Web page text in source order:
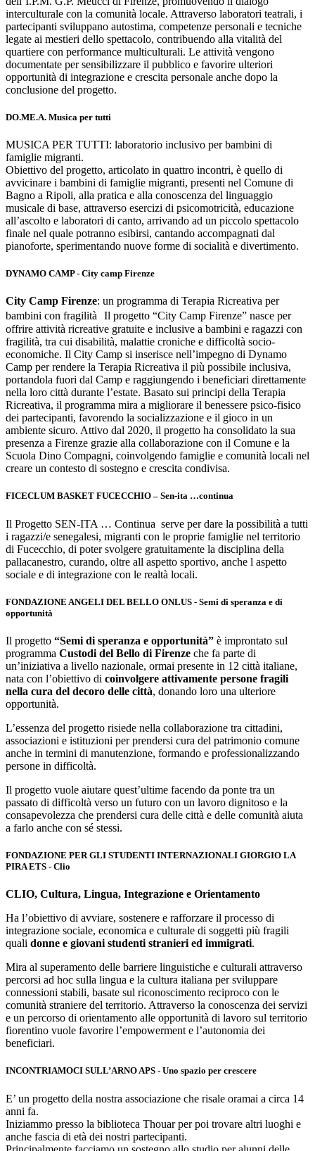
interculturale con la comunità locale. Attraverso laboratori teatrali, i
partecipanti sviluppano autostima, competenze personali e tecniche
legate ai mestieri dello spettacolo, contribuendo alla vitalità del
quartiere con performance multiculturali. Le attività vengono
documentate per sensibilizzare il pubblico e favorire ulteriori
opportunità di integrazione e crescita personale anche dopo la
conclusione del progetto.
DO.ME.A. Musica per tutti
MUSICA PER TUTTI: laboratorio inclusivo per bambini di
famiglie migranti.
Obiettivo del progetto, articolato in quattro incontri, è quello di
avvicinare i bambini di famiglie migranti, presenti nel Comune di
Bagno a Ripoli, alla pratica e alla conoscenza del linguaggio
musicale di base, attraverso esercizi di psicomotricità, educazione
all’ascolto e laboratori di canto, arrivando ad un piccolo spettacolo
finale nel quale potranno esibirsi, cantando accompagnati dal
pianoforte, sperimentando nuove forme di socialità e divertimento.
DYNAMO CAMP - City camp Firenze
City Camp Firenze: un programma di Terapia Ricreativa per
bambini con fragilità Il progetto “City Camp Firenze” nasce per
offrire attività ricreative gratuite e inclusive a bambini e ragazzi con
fragilità, tra cui disabilità, malattie croniche e difficoltà socio-
economiche. Il City Camp si inserisce nell’impegno di Dynamo
Camp per rendere la Terapia Ricreativa il più possibile inclusiva,
portandola fuori dal Camp e raggiungendo i beneficiari direttamente
nella loro città durante l’estate. Basato sui principi della Terapia
Ricreativa, il programma mira a migliorare il benessere psico-fisico
dei partecipanti, favorendo la socializzazione e il gioco in un
ambiente sicuro. Attivo dal 2020, il progetto ha consolidato la sua
presenza a Firenze grazie alla collaborazione con il Comune e la
Scuola Dino Compagni, coinvolgendo famiglie e comunità locali nel
creare un contesto di sostegno e crescita condivisa.
FICECLUM BASKET FUCECCHIO – Sen-ita …continua
Il Progetto SEN-ITA … Continua serve per dare la possibilità a tutti
i ragazzi/e senegalesi, migranti con le proprie famiglie nel territorio
di Fucecchio, di poter svolgere gratuitamente la disciplina della
pallacanestro, curando, oltre all aspetto sportivo, anche l aspetto
sociale e di integrazione con le realtà locali.
FONDAZIONE ANGELI DEL BELLO ONLUS - Semi di speranza e di
opportunità
Il progetto “Semi di speranza e opportunità” è improntato sul
programma Custodi del Bello di Firenze che fa parte di
un’iniziativa a livello nazionale, ormai presente in 12 città italiane,
nata con l’obiettivo di coinvolgere attivamente persone fragili
nella cura del decoro delle città, donando loro una ulteriore
opportunità.
L’essenza del progetto risiede nella collaborazione tra cittadini,
associazioni e istituzioni per prendersi cura del patrimonio comune
anche in termini di manutenzione, formando e professionalizzando
persone in difficoltà.
Il progetto vuole aiutare quest’ultime facendo da ponte tra un
passato di difficoltà verso un futuro con un lavoro dignitoso e la
consapevolezza che prendersi cura delle città e delle comunità aiuta
a farlo anche con sé stessi.
FONDAZIONE PER GLI STUDENTI INTERNAZIONALI GIORGIO LA
PIRA ETS - Clio
CLIO, Cultura, Lingua, Integrazione e Orientamento
Ha l’obiettivo di avviare, sostenere e rafforzare il processo di
integrazione sociale, economica e culturale di soggetti più fragili
quali donne e giovani studenti stranieri ed immigrati.
Mira al superamento delle barriere linguistiche e culturali attraverso
percorsi ad hoc sulla lingua e la cultura italiana per sviluppare
connessioni stabili, basate sul riconoscimento reciproco con le
comunità straniere del territorio. Attraverso la conoscenza dei servizi
e un percorso di orientamento alle opportunità di lavoro sul territorio
fiorentino vuole favorire l’empowerment e l’autonomia dei
beneficiari.
INCONTRIAMOCI SULL’ARNO APS - Uno spazio per crescere
E’ un progetto della nostra associazione che risale oramai a circa 14
anni fa.
Iniziammo presso la biblioteca Thouar per poi trovare altri luoghi e
anche fascia di età dei nostri partecipanti.